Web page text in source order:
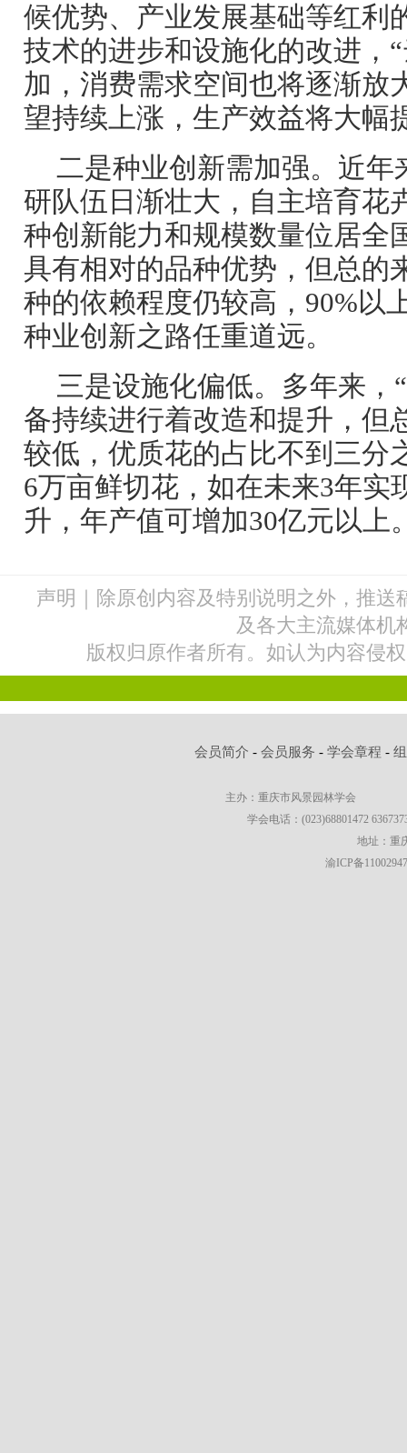
候优势、产业发展基础等红利
技术的进步和设施化的改进，
加，消费需求空间也将逐渐放
望持续上涨，生产效益将大幅
二是种业创新需加强。近年
研队伍日渐壮大，自主培育花
种创新能力和规模数量位居全
具有相对的品种优势，但总的
种的依赖程度仍较高，90%以
种业创新之路任重道远。
三是设施化偏低。多年来，
备持续进行着改造和提升，但
较低，优质花的占比不到三分
6万亩鲜切花，如在未来3年实
升，年产值可增加30亿元以上
声明｜除原创内容及特别说明之外，推送
及各大主流媒体机
版权归原作者所有。如认为内容侵
会员简介 -会员服务 -学会章程 -
主办：重庆市风景园林学会
学会电话：(023)68801472
地址：重
渝ICP备